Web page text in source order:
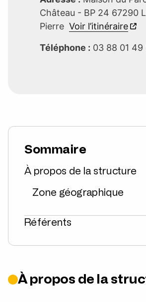
Château - BP 24 67290
Pierre Voir l’itinéraire
Téléphone : 03 88 01 49
Sommaire
À propos de la structure
Zone géographique
Référents
À propos de la